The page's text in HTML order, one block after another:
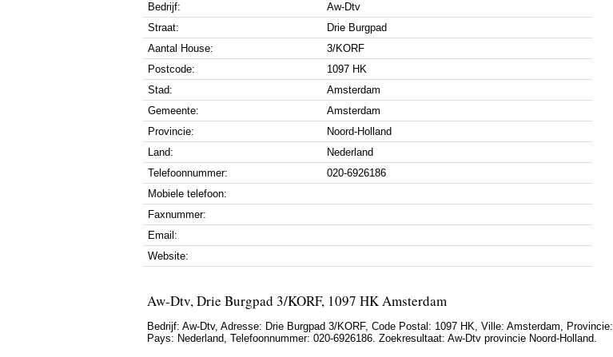
Bedrijf:
Aw-Dtv
Straat:
Drie Burgpad
Aantal House:
3/KORF
Postcode:
1097 HK
Stad:
Amsterdam
Gemeente:
Amsterdam
Provincie:
Noord-Holland
Land:
Nederland
Telefoonnummer:
020-6926186
Mobiele telefoon:
Faxnummer:
Email:
Website:
Aw-Dtv, Drie Burgpad 3/KORF, 1097 HK Amsterdam
Bedrijf: Aw-Dtv, Adresse: Drie Burgpad 3/KORF, Code Postal: 1097 HK, Ville: Amsterdam, Provincie:
Pays: Nederland, Telefoonnummer: 020-6926186. Zoekresultaat: Aw-Dtv provincie Noord-Holland.